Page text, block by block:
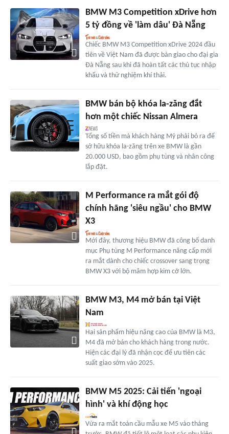
BMW M3 Competition xDrive hơn
5 tỷ đồng về 'làm dâu' Đà Nẵng
Chiếc BMW M3 Competition xDrive 2024 đầu
tiên về Việt Nam đã được bàn giao cho đại gia
Đà Nẵng sau khi đã hoàn tất các thủ tục nhập
khẩu và thử nghiệm khí thải.
BMW bán bộ khóa la-zăng đắt
hơn một chiếc Nissan Almera
Tổng số tiền mà khách hàng Mỹ phải bỏ ra để
sở hữu khóa la-zăng trên xe BMW là gần
20.000 USD, bao gồm phụ tùng và nhân công
lắp đặt.
M Performance ra mắt gói độ
chính hãng 'siêu ngầu' cho BMW
X3
Mới đây, thương hiệu BMW đã công bố danh
mục Phụ tùng M Performance nâng cấp mới
ra mắt dành cho chiếc crossover sang trọng
BMW X3 với bộ mâm hợp kim cỡ lớn.
BMW M3, M4 mở bán tại Việt
Nam
Hai sản phẩm hiệu năng cao của BMW là M3,
M4 đã mở bán cho khách hàng trong nước.
Hiện các đại lý đã nhận cọc để ưu tiên các
suất giao sớm vào 2025.
BMW M5 2025: Cải tiến 'ngoại
hình' và khí động học
Vừa ra mắt toàn cầu mẫu xe M5 vào tháng